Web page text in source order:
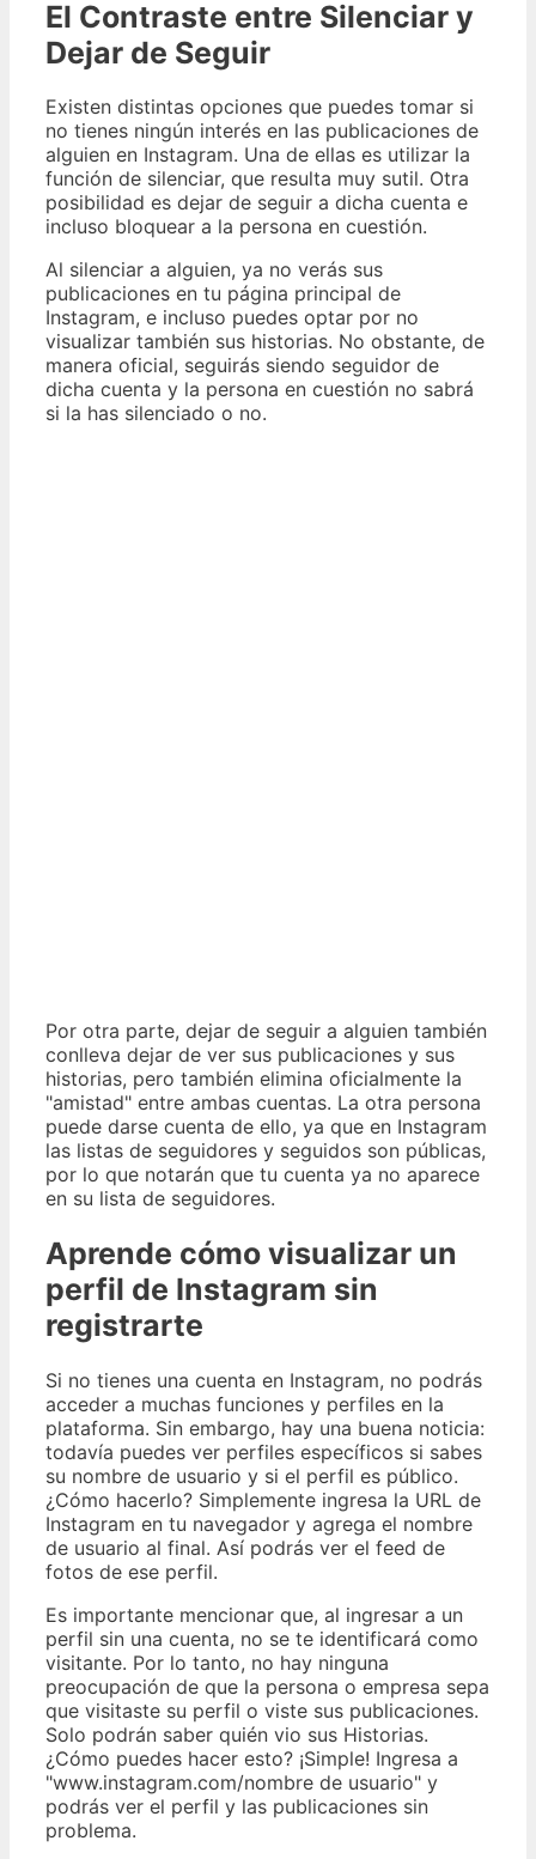
El Contraste entre Silenciar y
Dejar de Seguir
Existen distintas opciones que puedes tomar si
no tienes ningún interés en las publicaciones de
alguien en Instagram. Una de ellas es utilizar la
función de silenciar, que resulta muy sutil. Otra
posibilidad es dejar de seguir a dicha cuenta e
incluso bloquear a la persona en cuestión.
Al silenciar a alguien, ya no verás sus
publicaciones en tu página principal de
Instagram, e incluso puedes optar por no
visualizar también sus historias. No obstante, de
manera oficial, seguirás siendo seguidor de
dicha cuenta y la persona en cuestión no sabrá
si la has silenciado o no.
Por otra parte, dejar de seguir a alguien también
conlleva dejar de ver sus publicaciones y sus
historias, pero también elimina oficialmente la
"amistad" entre ambas cuentas. La otra persona
puede darse cuenta de ello, ya que en Instagram
las listas de seguidores y seguidos son públicas,
por lo que notarán que tu cuenta ya no aparece
en su lista de seguidores.
Aprende cómo visualizar un
perfil de Instagram sin
registrarte
Si no tienes una cuenta en Instagram, no podrás
acceder a muchas funciones y perfiles en la
plataforma. Sin embargo, hay una buena noticia:
todavía puedes ver perfiles específicos si sabes
su nombre de usuario y si el perfil es público.
¿Cómo hacerlo? Simplemente ingresa la URL de
Instagram en tu navegador y agrega el nombre
de usuario al final. Así podrás ver el feed de
fotos de ese perfil.
Es importante mencionar que, al ingresar a un
perfil sin una cuenta, no se te identificará como
visitante. Por lo tanto, no hay ninguna
preocupación de que la persona o empresa sepa
que visitaste su perfil o viste sus publicaciones.
Solo podrán saber quién vio sus Historias.
¿Cómo puedes hacer esto? ¡Simple! Ingresa a
"www.instagram.com/nombre de usuario" y
podrás ver el perfil y las publicaciones sin
problema.